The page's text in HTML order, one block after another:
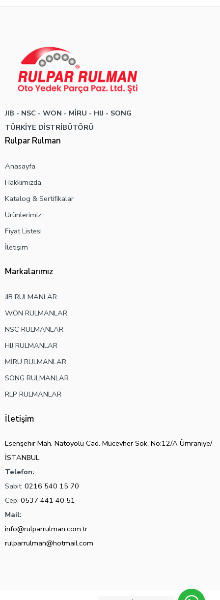
JIB - NSC - WON - MİRU - HIJ - SONG
TÜRKİYE DİSTRİBÜTÖRÜ
Rulpar Rulman
Anasayfa
Hakkımızda
Katalog & Sertifikalar
Ürünlerimiz
Fiyat Listesi
İletişim
Markalarımız
JIB RULMANLAR
WON RULMANLAR
NSC RULMANLAR
HIJ RULMANLAR
MİRU RULMANLAR
SONG RULMANLAR
RLP RULMANLAR
İletişim
Esenşehir Mah. Natoyolu Cad. Mücevher Sok. No:12/A Ümraniye/
İSTANBUL
Telefon:
Sabit: 0216 540 15 70
Cep: 0537 441 40 51
Mail:
info@rulparrulman.com.tr
rulparrulman@hotmail.com